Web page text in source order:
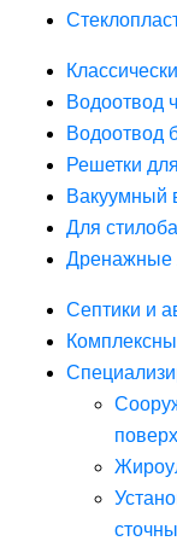
Водоотвод
Водоотвод
Решетки
Вакуумный
Для
Дренажные
Септики и